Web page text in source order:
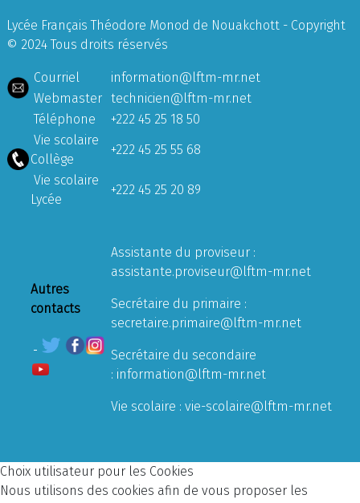
Lycée Français Théodore Monod de Nouakchott - Copyright
© 2024 Tous droits réservés
Courriel
information@lftm-mr.net
Webmaster technicien@lftm-mr.net
Téléphone
+222 45 25 18 50
Vie scolaire
Collège
+222 45 25 55 68
Vie scolaire
Lycée
+222 45 25 20 89
Autres
contacts
Assistante du proviseur :
assistante.proviseur@lftm-mr.net
Secrétaire du primaire :
secretaire.primaire@lftm-mr.net
Secrétaire du secondaire
: information@lftm-mr.net
Vie scolaire : vie-scolaire@lftm-mr.net
Choix utilisateur pour les Cookies
Nous utilisons des cookies afin de vous proposer les